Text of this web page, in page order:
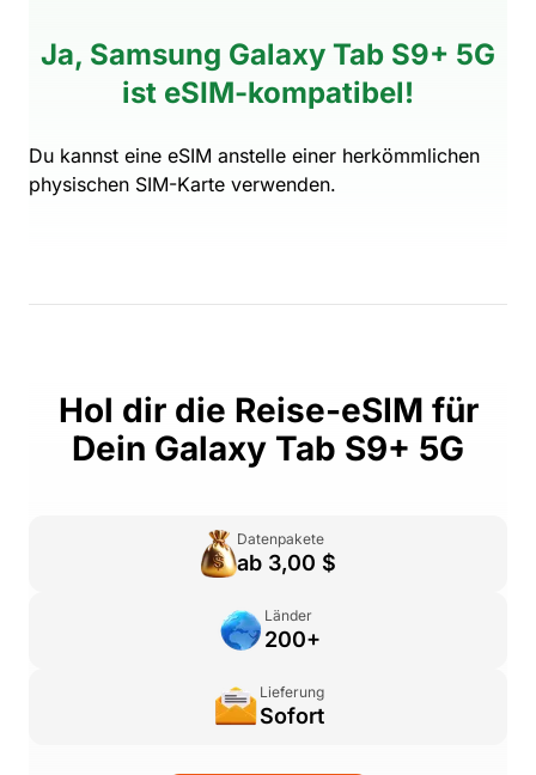
Ja, Samsung Galaxy Tab S9+ 5G
ist eSIM-kompatibel!
Du kannst eine eSIM anstelle einer herkömmlichen
physischen SIM-Karte verwenden.
Hol dir die Reise-eSIM für
Dein Galaxy Tab S9+ 5G
Datenpakete
ab 3,00 $
Länder
200+
Lieferung
Sofort